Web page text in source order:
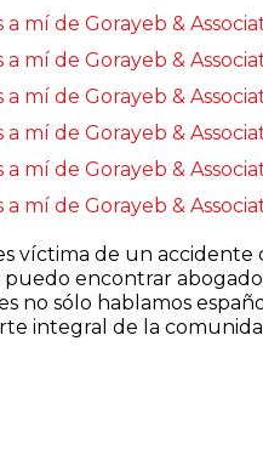
mí de Gorayeb &
mí de Gorayeb &
mí de Gorayeb &
mí de Gorayeb &
mí de Gorayeb &
mí de Gorayeb &
víctima de un accidente
encontrar
no sólo hablamos
integral de la